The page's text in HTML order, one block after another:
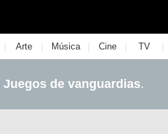
| Arte | Música | Cine | TV |
Juegos de vanguardias.